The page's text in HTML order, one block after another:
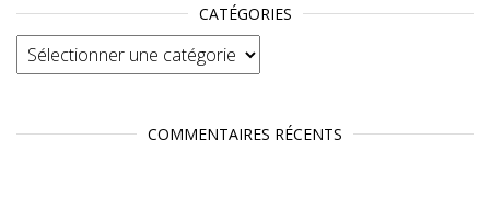
CATÉGORIES
Catégories
COMMENTAIRES RÉCENTS